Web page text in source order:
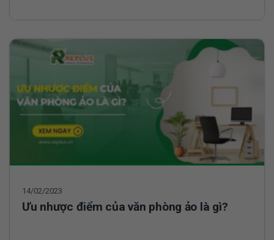
14/02/2023
Ưu nhược điểm của văn phòng ảo là gì?